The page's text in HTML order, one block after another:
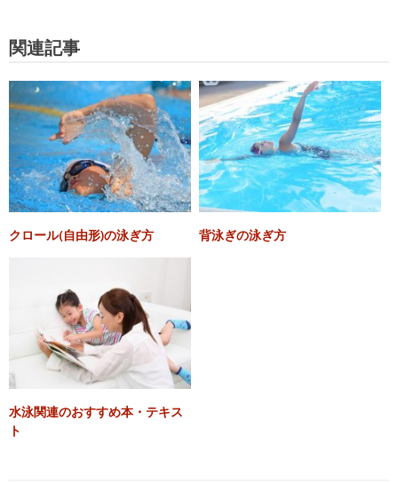
関連記事
クロール(自由形)の泳ぎ方 背泳ぎの泳ぎ方
水泳関連のおすすめ本・テキス
ト